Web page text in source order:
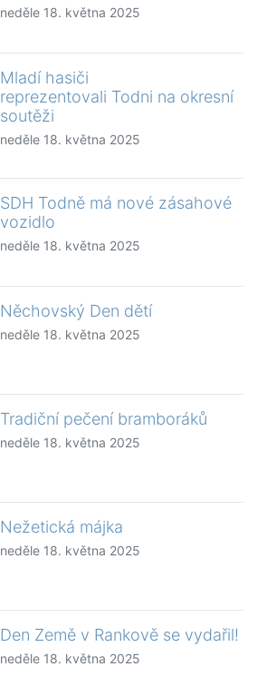
neděle 18. května 2025
Mladí hasiči
reprezentovali Todni na okresní
soutěži
neděle 18. května 2025
SDH Todně má nové zásahové
vozidlo
neděle 18. května 2025
Něchovský Den dětí
neděle 18. května 2025
Tradiční pečení bramboráků
neděle 18. května 2025
Nežetická májka
neděle 18. května 2025
Den Země v Rankově se vydařil!
neděle 18. května 2025